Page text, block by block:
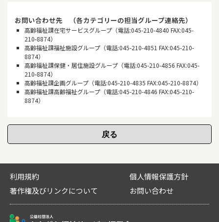
お問い合わせ先 （各カテゴリーの担当グループ連絡先）
高齢福祉課在宅サービスグループ（電話:045-210-4840 FAX:045-
210-8874）
高齢福祉課福祉施設グループ（電話:045-210-4851 FAX:045-210-
8874）
高齢福祉課保健・居住施設グループ（電話:045-210-4856 FAX:045-
210-8874）
高齢福祉課企画グループ（電話:045-210-4835 FAX:045-210-8874）
高齢福祉課高齢福祉グループ（電話:045-210-4846 FAX:045-210-
8874）
利用規約
個人情報保護方針
著作権及びリンクについて
お問い合わせ